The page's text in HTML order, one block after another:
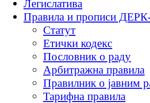
Легислатива
Правила и прописи
Статут
Етички кодекc
Пословник о раду
Арбитражна правила
Правилник о јавним
Тарифна правила